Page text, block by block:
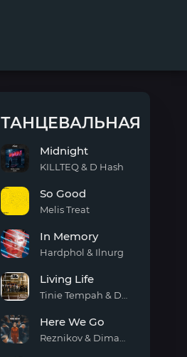
ТАНЦЕВАЛЬНАЯ
Midnight
KILLTEQ & D Hash
Good
So Good
Melis Treat
Memory
In Memory
Hardphol & Ilnurg
Life
Living Life
Here We Go